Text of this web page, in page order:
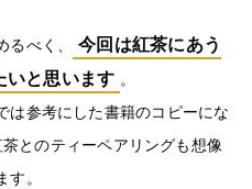
べく、
今回は紅茶にあう
いと思います 。
は参考にした書籍のコピーにな
とのティーペアリングも想像
。